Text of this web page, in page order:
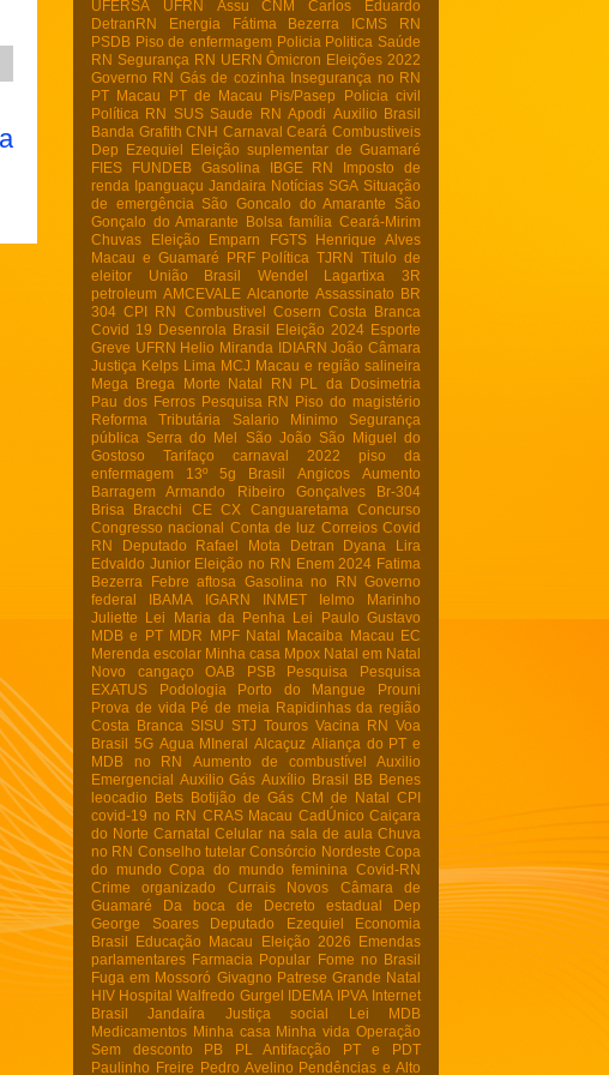
UFERSA UFRN Assu CNM
Carlos Eduardo
DetranRN
Energia Fátima Bezerra
ICMS RN
PSDB Piso de enfermagem Policia Politica Saúde
RN Segurança RN UERN Ômicron Eleições 2022
Governo RN Gás de cozinha Insegurança no RN
PT Macau
PT de Macau Pis/Pasep
Policia civil
Política RN
SUS Saude RN Apodi Auxilio Brasil
Banda Grafith CNH Carnaval Ceará Combustiveis
Dep Ezequiel
Eleição suplementar de Guamaré
FIES
FUNDEB Gasolina IBGE RN
Imposto de
renda Ipanguaçu Jandaira Notícias SGA Situação
de emergência
São Goncalo do Amarante
São
Gonçalo do Amarante
Bolsa família Ceará-Mirim
Chuvas
Eleição Emparn FGTS
Henrique Alves
Macau e Guamaré
PRF Política TJRN Titulo de
eleitor
União Brasil Wendel Lagartixa
3R
petroleum AMCEVALE Alcanorte Assassinato BR
304 CPI RN Combustivel Cosern Costa Branca
Covid 19 Desenrola Brasil Eleição 2024 Esporte
Greve UFRN Helio Miranda IDIARN João Câmara
Justiça Kelps Lima MCJ Macau e região salineira
Mega Brega
Morte Natal RN
PL da Dosimetria
Pau dos Ferros Pesquisa RN Piso do magistério
Reforma Tributária
Salario Minimo
Segurança
pública
Serra do Mel São João
São Miguel do
Gostoso
Tarifaço carnaval 2022
piso da
enfermagem
13º 5g Brasil Angicos
Aumento
Barragem Armando Ribeiro Gonçalves
Br-304
Brisa Bracchi
CE CX Canguaretama
Concurso
Congresso nacional Conta de luz Correios Covid
RN
Deputado Rafael Mota Detran
Dyana Lira
Edvaldo Junior Eleição no RN Enem 2024 Fatima
Bezerra
Febre aftosa Gasolina no RN Governo
federal
IBAMA IGARN INMET
Ielmo Marinho
Juliette
Lei Maria da Penha
Lei Paulo Gustavo
MDB e PT MDR MPF Natal Macaiba
Macau EC
Merenda escolar Minha casa Mpox Natal em Natal
Novo cangaço
OAB PSB Pesquisa
Pesquisa
EXATUS
Podologia Porto do Mangue
Prouni
Prova de vida Pé de meia Rapidinhas da região
Costa Branca
SISU STJ Touros Vacina RN Voa
Brasil 5G Agua MIneral Alcaçuz Aliança do PT e
MDB no RN
Aumento de combustível
Auxilio
Emergencial Auxilio Gás Auxílio Brasil BB Benes
leocadio
Bets Botijão de Gás CM de Natal CPI
covid-19 no RN CRAS Macau CadÚnico Caiçara
do Norte Carnatal Celular na sala de aula Chuva
no RN Conselho tutelar Consórcio Nordeste Copa
do mundo Copa do mundo feminina
Covid-RN
Crime organizado
Currais Novos
Câmara de
Guamaré
Da boca de Decreto estadual
Dep
George Soares
Deputado Ezequiel
Economia
Brasil
Educação Macau Eleição 2026
Emendas
parlamentares Farmacia Popular Fome no Brasil
Fuga em Mossoró Givagno Patrese Grande Natal
HIV Hospital Walfredo Gurgel IDEMA IPVA Internet
Brasil
Jandaíra Justiça social Lei
MDB
Medicamentos Minha casa Minha vida Operação
Sem desconto
PB PL Antifacção
PT e PDT
Paulinho Freire Pedro Avelino Pendências e Alto